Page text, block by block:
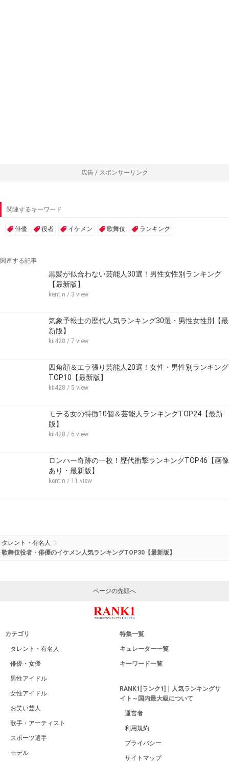
広告 / スポンサーリンク
関連するキーワード
俳優 役者 イケメン 歌舞伎 ランキング
関連する記事
黒髪が似合わない芸能人30選！男性女性別ランキング
【最新版】
kent.n / 3 view
気象予報士の歴代人気ランキング30選・男性女性別【最
新版】
kii428 / 7 view
四角顔＆エラ張り芸能人20選！女性・男性別ランキング
TOP10【最新版】
kii428 / 5 view
モテる女の特徴10個＆芸能人ランキングTOP24【最新
版】
kii428 / 6 view
ロンハー奇跡の一枚！歴代衝撃ランキングTOP46【画像
あり・最新版】
kent.n / 11 view
タレント・有名人
歌舞伎役者・俳優のイケメン人気ランキングTOP30【最新版】
ページの先頭へ
カテゴリ
タレント・有名人
俳優・女優
男性アイドル
女性アイドル
お笑い芸人
歌手・アーティスト
スポーツ選手
モデル
特集一覧
キュレーター一覧
キーワード一覧
RANK1[ランク1]｜人気ランキングサ
イト～国内最大級について
運営者
利用規約
プライバシー
サイトマップ